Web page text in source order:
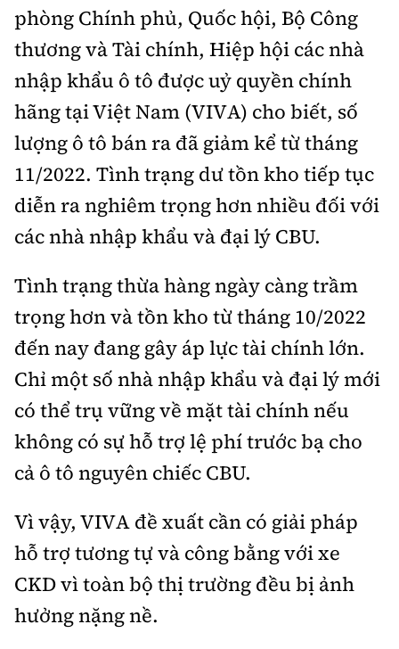
phòng Chính phủ, Quốc hội, Bộ Công
thương và Tài chính, Hiệp hội các nhà
nhập khẩu ô tô được uỷ quyền chính
hãng tại Việt Nam (VIVA) cho biết, số
lượng ô tô bán ra đã giảm kể từ tháng
11/2022. Tình trạng dư tồn kho tiếp tục
diễn ra nghiêm trọng hơn nhiều đối với
các nhà nhập khẩu và đại lý CBU.
Tình trạng thừa hàng ngày càng trầm
trọng hơn và tồn kho từ tháng 10/2022
đến nay đang gây áp lực tài chính lớn.
Chỉ một số nhà nhập khẩu và đại lý mới
có thể trụ vững về mặt tài chính nếu
không có sự hỗ trợ lệ phí trước bạ cho
cả ô tô nguyên chiếc CBU.
Vì vậy, VIVA đề xuất cần có giải pháp
hỗ trợ tương tự và công bằng với xe
CKD vì toàn bộ thị trường đều bị ảnh
hưởng nặng nề.